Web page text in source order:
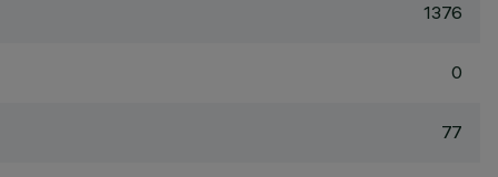
1376
0
77